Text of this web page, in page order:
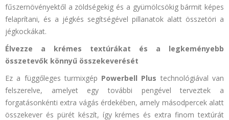
fűszernövényektől a zöldségekig és a gyümölcsökig bármit képes
felaprítani, és a jégkés segítségével pillanatok alatt összetöri a
jégkockákat.
Élvezze a krémes textúrákat és a legkeményebb
összetevők könnyű összekeverését
Ez a függőleges turmixgép Powerbell Plus technológiával van
felszerelve, amelyet egy további pengével terveztek a
forgatásonkénti extra vágás érdekében, amely másodpercek alatt
összekever és pürét készít, így krémes és extra finom textúrát